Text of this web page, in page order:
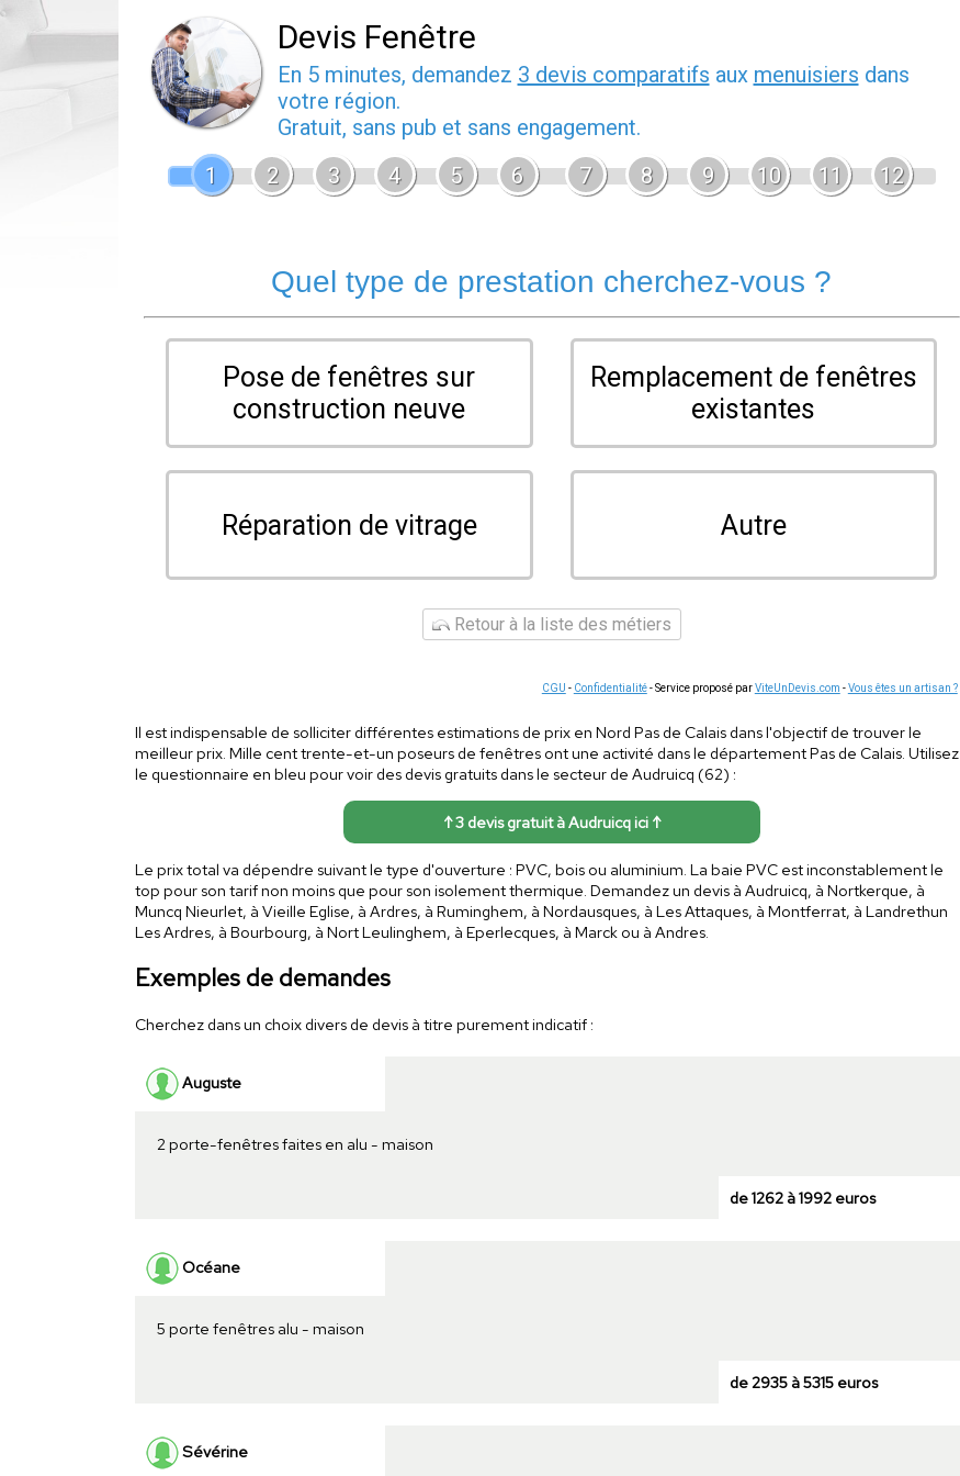
Devis Fenêtre
En 5 minutes, demandez 3 devis comparatifs aux menuisiers dans
votre région.
Gratuit, sans pub et sans engagement.
1
2 3 4 5 6 7 8 9 10 11 12
Quel type de prestation cherchez-vous ?
Pose de fenêtres sur
construction neuve
Remplacement de fenêtres
existantes
Réparation de vitrage Autre
Retour à la liste des métiers
CGU - Confidentialité- Service proposé parViteUnDevis.com -Vous êtes un artisan ?
Il est indispensable de solliciter différentes estimations de prix en Nord Pas de Calais dans l'objectif de trouver le
meilleur prix. Mille cent trente-et-un poseurs de fenêtres ont une activité dans le département Pas de Calais. Utilisez
le questionnaire en bleu pour voir des devis gratuits dans le secteur de Audruicq (62) :
↑ 3 devis gratuit à Audruicq ici ↑
Le prix total va dépendre suivant le type d'ouverture : PVC, bois ou aluminium. La baie PVC est inconstablement le
top pour son tarif non moins que pour son isolement thermique. Demandez un devis à Audruicq, à Nortkerque, à
Muncq Nieurlet, à Vieille Eglise, à Ardres, à Ruminghem, à Nordausques, à Les Attaques, à Montferrat, à Landrethun
Les Ardres, à Bourbourg, à Nort Leulinghem, à Eperlecques, à Marck ou à Andres.
Exemples de demandes
Cherchez dans un choix divers de devis à titre purement indicatif :
Auguste
2 porte-fenêtres faites en alu - maison
de 1262 à 1992 euros
Océane
5 porte fenêtres alu - maison
de 2935 à 5315 euros
Sévérine